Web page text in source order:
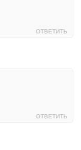
ОТВЕТИТЬ
ОТВЕТИТЬ